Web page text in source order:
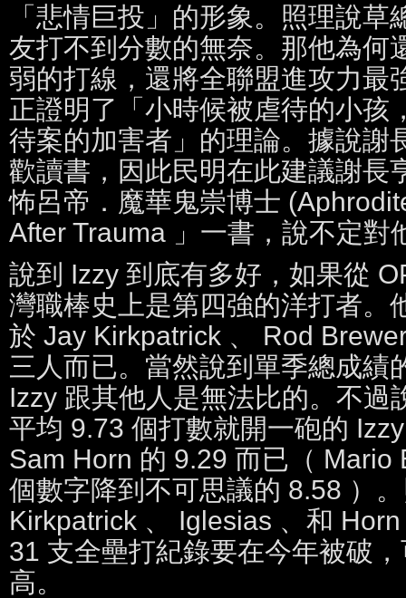
「悲情巨投」的形象。照理說
友打不到分數的無奈。那他為何
弱的打線，還將全聯盟進攻力最
正證明了「小時候被虐待的小孩
待案的加害者」的理論。據說謝
歡讀書，因此民明在此建議謝長
怖呂帝．魔華鬼崇博士
After Trauma 」一書，說不定對
說到 Izzy 到底有多好，如果從
灣職棒史上是第四強的洋打者。
於 Jay Kirkpatrick 、 Rod
三人而已。當然說到單季總成績
Izzy 跟其他人是無法比的。不過
平均 9.73 個打數就開一砲的
Sam Horn 的 9.29 而已（ Mario
個數字降到不可思議的 8.58 ）
Kirkpatrick 、 Iglesias 、和
31 支全壘打紀錄要在今年被破
高。